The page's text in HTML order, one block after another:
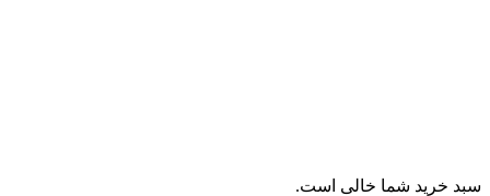
سبد خرید شما خالی است.